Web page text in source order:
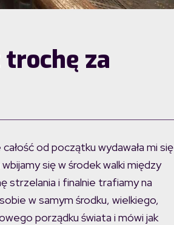
za
od początku wydawała mi się
się w środek walki między
strzelania i finalnie trafiamy na
w samym środku, wielkiego,
porządku świata i mówi jak